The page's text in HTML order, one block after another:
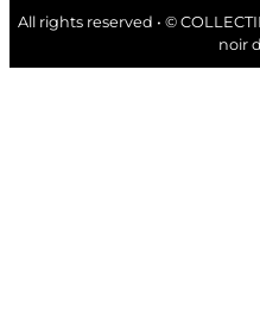
All rights reserved • ©
noir